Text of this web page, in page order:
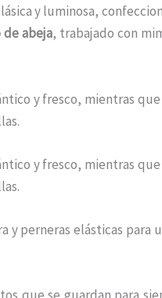
y luminosa,
abeja, trabajado con
y fresco, mientras
y fresco, mientras
y perneras elásticas